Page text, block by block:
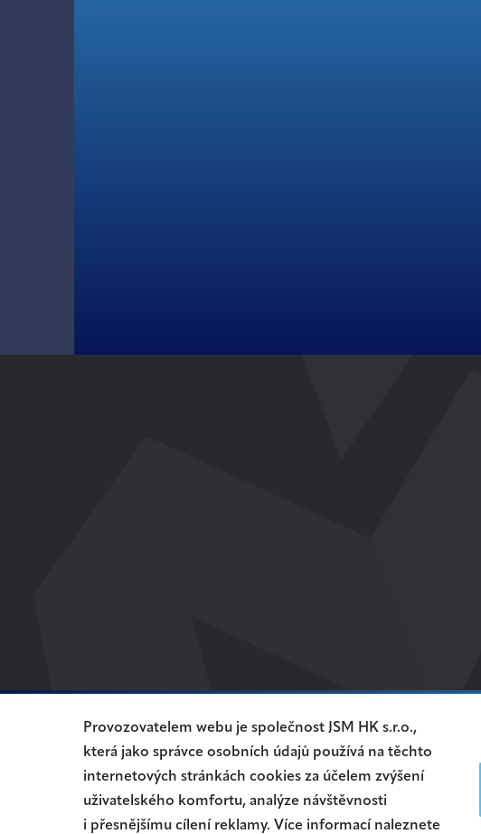
Provozovatelem webu je společnost JSM HK s.r.o.,
která jako správce osobních údajů používá na těchto
internetových stránkách cookies za účelem zvýšení
uživatelského komfortu, analýze návštěvnosti
i přesnějšímu cílení reklamy. Více informací naleznete